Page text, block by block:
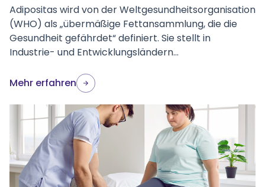
Adipositas wird von der Weltgesundheitsorganisation
(WHO) als „übermäßige Fettansammlung, die die
Gesundheit gefährdet“ definiert. Sie stellt in
Industrie- und Entwicklungsländern...
Mehr erfahren